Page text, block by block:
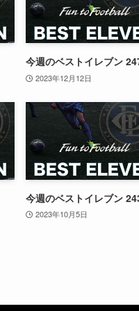
今週のベストイレブン
2023年12月12日
今週のベストイレブン
2023年10月5日